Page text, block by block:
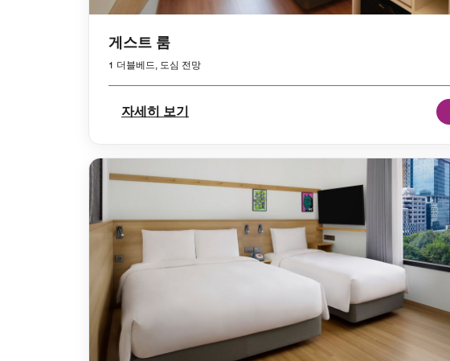
게스트 룸
1 더블베드, 도심 전망
자세히 보기